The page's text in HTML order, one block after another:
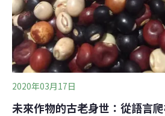
2020年03月17日
未來作物的古老身世：從語言